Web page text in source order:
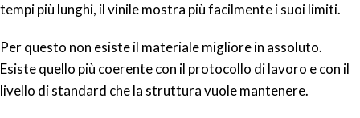
tempi più lunghi, il vinile mostra più facilmente i suoi limiti.
Per questo non esiste il materiale migliore in assoluto.
Esiste quello più coerente con il protocollo di lavoro e con il
livello di standard che la struttura vuole mantenere.